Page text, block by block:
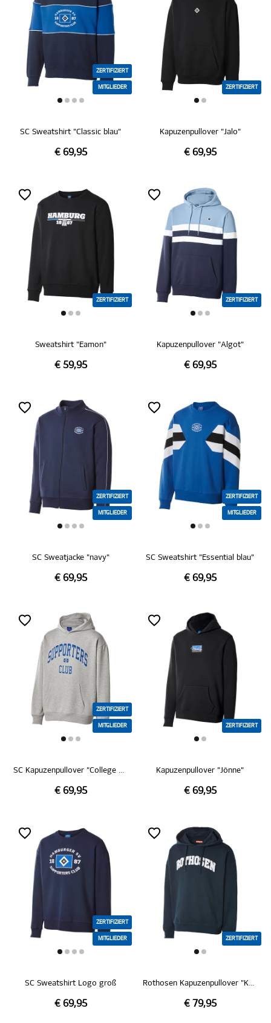
ZERTIFIZIERT
MITGLIEDER
SC Sweatshirt "Classic blau"
€ 69,95
ZERTIFIZIERT
Kapuzenpullover "Jalo"
€ 69,95
ZERTIFIZIERT
Sweatshirt "Eamon"
€ 59,95
ZERTIFIZIERT
Kapuzenpullover "Algot"
€ 69,95
ZERTIFIZIERT
MITGLIEDER
SC Sweatjacke "navy"
€ 69,95
ZERTIFIZIERT
MITGLIEDER
SC Sweatshirt "Essential blau"
€ 69,95
ZERTIFIZIERT
MITGLIEDER
SC Kapuzenpullover "College grau"
€ 69,95
ZERTIFIZIERT
Kapuzenpullover "Jönne"
€ 69,95
ZERTIFIZIERT
MITGLIEDER
SC Sweatshirt Logo groß
€ 69,95
ZERTIFIZIERT
Rothosen Kapuzenpullover "Kaispeicher"
€ 79,95